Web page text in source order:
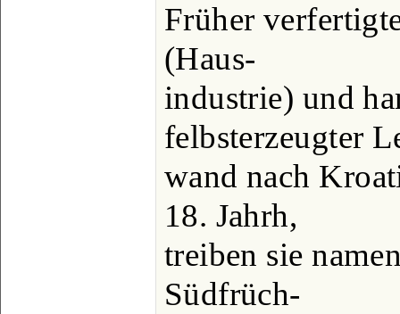
Früher
(Haus-
industrie) und
felbsterzeugter
wand nach
18. Jahrh,
treiben sie
Südfrüch-